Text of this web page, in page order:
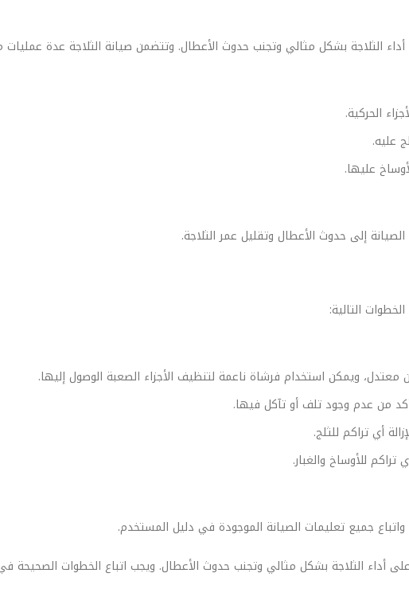
أداء الثلاجة بشكل مثالي وتجنب حدوث الأعطال. وتتضمن صيانة الثلاجة عدة عمليات
الحركية.
عليه.
عليها.
إلى حدوث الأعطال وتقليل عمر الثلاجة.
التالية:
معتدل، ويمكن استخدام فرشاة ناعمة لتنظيف الأجزاء الصعبة الوصول إليها.
من عدم وجود تلف أو تآكل فيها.
أي تراكم للثلج.
للأوساخ والغبار.
جميع تعليمات الصيانة الموجودة في دليل المستخدم.
أداء الثلاجة بشكل مثالي وتجنب حدوث الأعطال. ويجب اتباع الخطوات الصحيحة